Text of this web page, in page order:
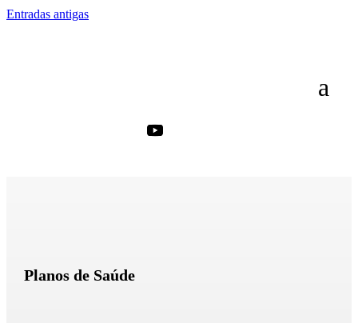
Entradas antigas
Planos de Saúde